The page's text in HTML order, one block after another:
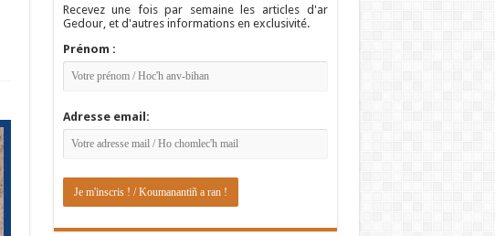
Recevez une fois par semaine les articles d'ar
Gedour, et d'autres informations en exclusivité.
Prénom :
Adresse email: